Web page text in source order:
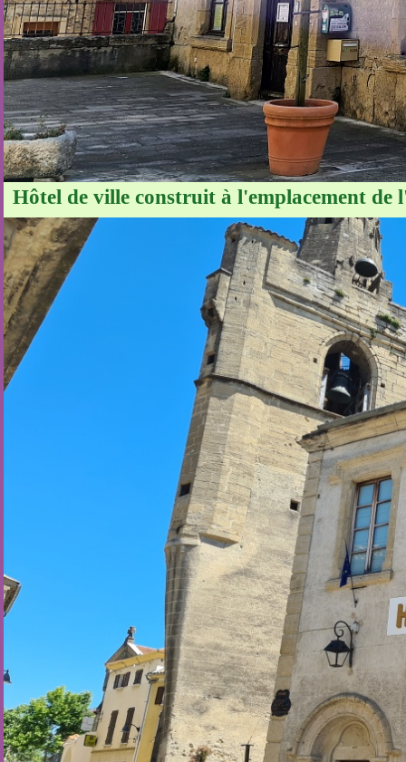
Hôtel de ville construit à l'emplacement de